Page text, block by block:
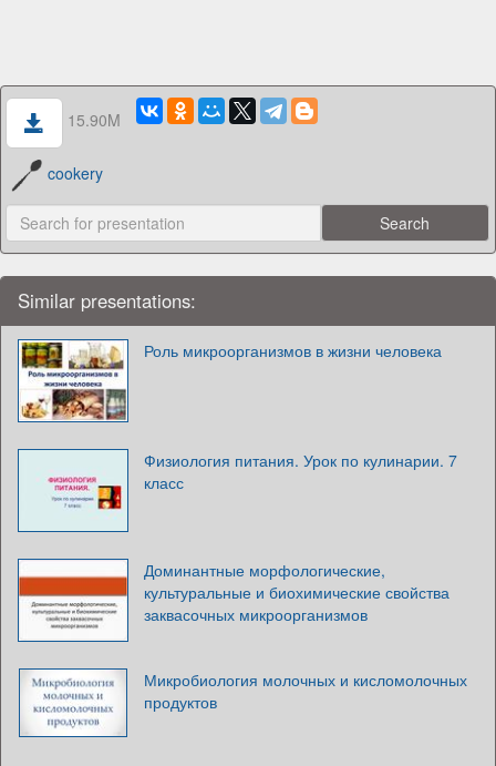
15.90M
cookery
Similar presentations:
Роль микроорганизмов в жизни человека
Физиология питания. Урок по кулинарии. 7
класс
Доминантные морфологические,
культуральные и биохимические свойства
заквасочных микроорганизмов
Микробиология молочных и кисломолочных
продуктов